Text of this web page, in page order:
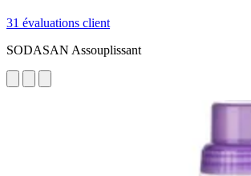
31 évaluations client
SODASAN Assouplissant